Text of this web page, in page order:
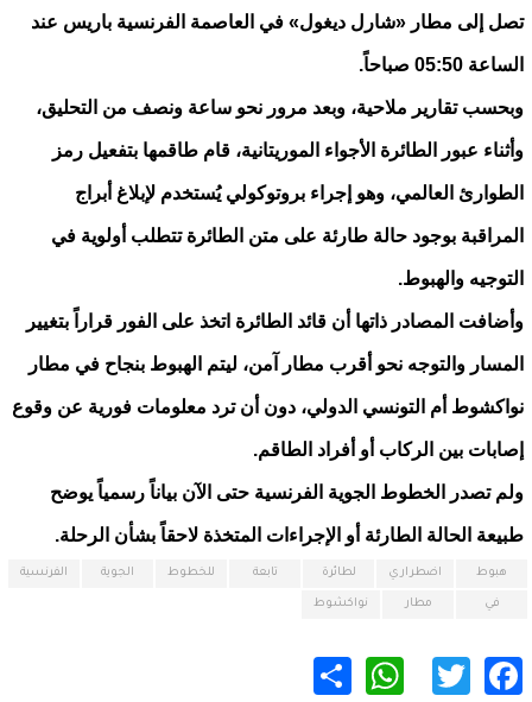
تصل إلى مطار «شارل ديغول» في العاصمة الفرنسية باريس عند
الساعة 05:50 صباحاً.
وبحسب تقارير ملاحية، وبعد مرور نحو ساعة ونصف من التحليق،
وأثناء عبور الطائرة الأجواء الموريتانية، قام طاقمها بتفعيل رمز
الطوارئ العالمي، وهو إجراء بروتوكولي يُستخدم لإبلاغ أبراج
المراقبة بوجود حالة طارئة على متن الطائرة تتطلب أولوية في
التوجيه والهبوط.
وأضافت المصادر ذاتها أن قائد الطائرة اتخذ على الفور قراراً بتغيير
المسار والتوجه نحو أقرب مطار آمن، ليتم الهبوط بنجاح في مطار
نواكشوط أم التونسي الدولي، دون أن ترد معلومات فورية عن وقوع
إصابات بين الركاب أو أفراد الطاقم.
ولم تصدر الخطوط الجوية الفرنسية حتى الآن بياناً رسمياً يوضح
طبيعة الحالة الطارئة أو الإجراءات المتخذة لاحقاً بشأن الرحلة.
هبوط اضطراري لطائرة تابعة للخطوط الجوية الفرنسية
في مطار نواكشوط
Facebook
Twitter
WhatsApp